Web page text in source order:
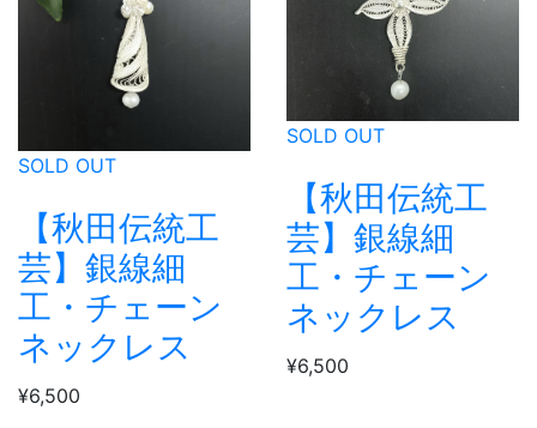
SOLD OUT
【秋田伝統工
芸】銀線細
工・チェーン
ネックレス
¥6,500
SOLD OUT
【秋田伝統工
芸】銀線細
工・チェーン
ネックレス
¥6,500